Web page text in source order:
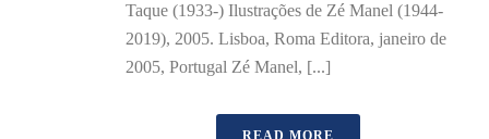
Taque (1933-) Ilustrações de Zé Manel (1944-
2019), 2005. Lisboa, Roma Editora, janeiro de
2005, Portugal Zé Manel, [...]
READ MORE